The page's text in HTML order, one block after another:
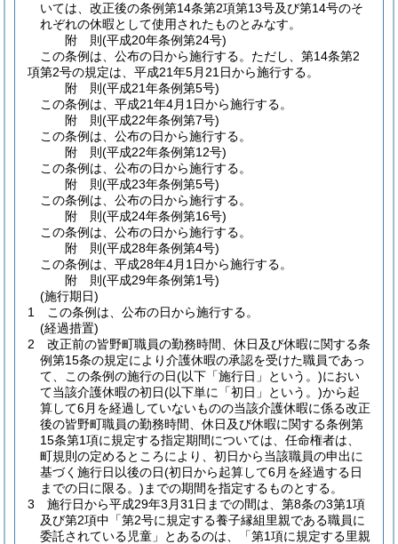
いては、改正後の条例第14条第2項第13号及び第14号のそ
れぞれの休暇として使用されたものとみなす。
附 則(平成20年条例第24号)
この条例は、公布の日から施行する。 ただし、第14条第2
項第2号の規定は、平成21年5月21日から施行する。
附 則(平成21年条例第5号)
この条例は、平成21年4月1日から施行する。
附 則(平成22年条例第7号)
この条例は、公布の日から施行する。
附 則(平成22年条例第12号)
この条例は、公布の日から施行する。
附 則(平成23年条例第5号)
この条例は、公布の日から施行する。
附 則(平成24年条例第16号)
この条例は、公布の日から施行する。
附 則(平成28年条例第4号)
この条例は、平成28年4月1日から施行する。
附 則(平成29年条例第1号)
(施行期日)
1
この条例は、公布の日から施行する。
(経過措置)
2
改正前の皆野町職員の勤務時間、休日及び休暇に関する条
例第15条の規定により介護休暇の承認を受けた職員であっ
て、この条例の施行の日(以下「施行日」という。)におい
て当該介護休暇の初日(以下単に「初日」という。)から起
算して6月を経過していないものの当該介護休暇に係る改正
後の皆野町職員の勤務時間、休日及び休暇に関する条例第
15条第1項に規定する指定期間については、任命権者は、
町規則の定めるところにより、初日から当該職員の申出に
基づく施行日以後の日(初日から起算して6月を経過する日
までの日に限る。) までの期間を指定するものとする。
3
施行日から平成29年3月31日までの間は、第8条の3第1項
及び第2項中「第2号に規定する養子縁組里親である職員に
委託されている児童」とあるのは、「第1項に規定する里親